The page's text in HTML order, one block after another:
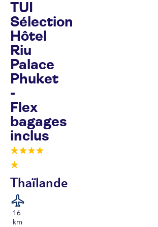
TUI
Sélection
Hôtel
Riu
Palace
Phuket
-
Flex
bagages
inclus
Thaïlande
16
km